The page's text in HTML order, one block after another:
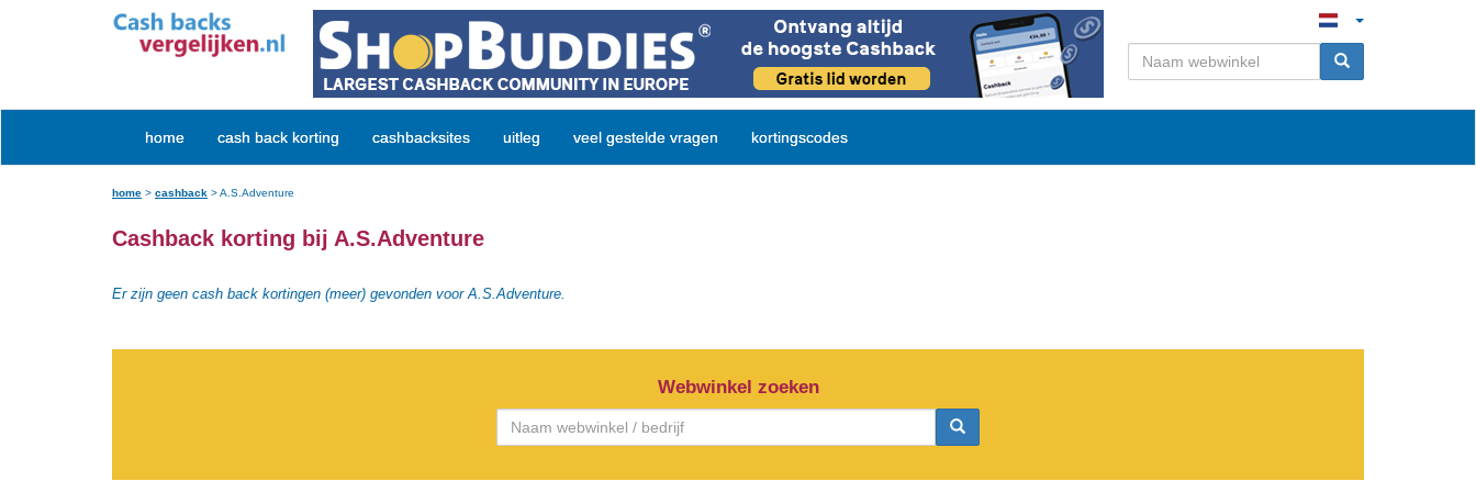
home cash back korting cashbacksites uitleg veel gestelde vragen kortingscodes
home > cashback >A.S.Adventure
Cashback korting bij A.S.Adventure
Er zijn geen cash back kortingen (meer) gevonden voor A.S.Adventure.
Webwinkel zoeken